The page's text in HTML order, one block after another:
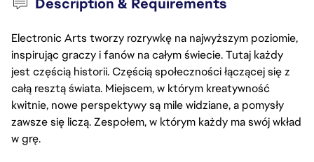
Electronic Arts tworzy rozrywkę na najwyższym poziomie,
inspirując graczy i fanów na całym świecie. Tutaj każdy
jest częścią historii. Częścią społeczności łączącej się z
całą resztą świata. Miejscem, w którym kreatywność
kwitnie, nowe perspektywy są mile widziane, a pomysły
zawsze się liczą. Zespołem, w którym każdy ma swój wkład
w grę.